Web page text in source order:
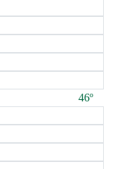
46º